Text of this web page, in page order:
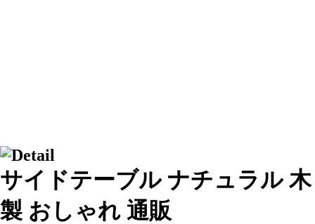
サイドテーブル ナチュラル 木
製 おしゃれ 通販